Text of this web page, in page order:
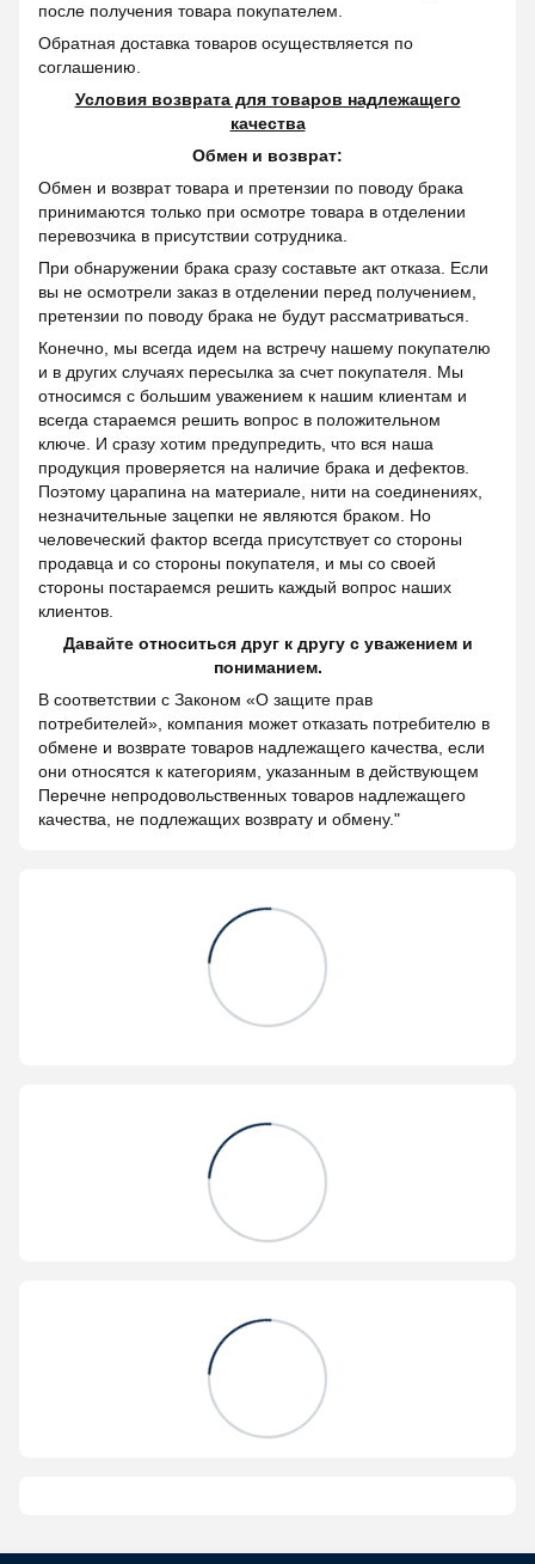
после получения товара покупателем.
Обратная доставка товаров осуществляется по
соглашению.
Условия возврата для товаров надлежащего
качества
Обмен и возврат:
Обмен и возврат товара и претензии по поводу брака
принимаются только при осмотре товара в отделении
перевозчика в присутствии сотрудника.
При обнаружении брака сразу составьте акт отказа. Если
вы не осмотрели заказ в отделении перед получением,
претензии по поводу брака не будут рассматриваться.
Конечно, мы всегда идем на встречу нашему покупателю
и в других случаях пересылка за счет покупателя. Мы
относимся с большим уважением к нашим клиентам и
всегда стараемся решить вопрос в положительном
ключе. И сразу хотим предупредить, что вся наша
продукция проверяется на наличие брака и дефектов.
Поэтому царапина на материале, нити на соединениях,
незначительные зацепки не являются браком. Но
человеческий фактор всегда присутствует со стороны
продавца и со стороны покупателя, и мы со своей
стороны постараемся решить каждый вопрос наших
клиентов.
Давайте относиться друг к другу с уважением и
пониманием.
В соответствии с Законом «О защите прав
потребителей», компания может отказать потребителю в
обмене и возврате товаров надлежащего качества, если
они относятся к категориям, указанным в действующем
Перечне непродовольственных товаров надлежащего
качества, не подлежащих возврату и обмену."